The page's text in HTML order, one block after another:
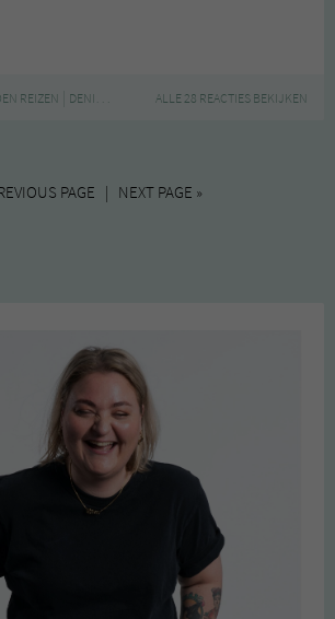
REIZEN DENISE ROOBOL ,GROEN,HOTSPOT,KLUP,
ALLE 28 REACTIES BEKIJKEN
PAGE | NEXT PAGE »